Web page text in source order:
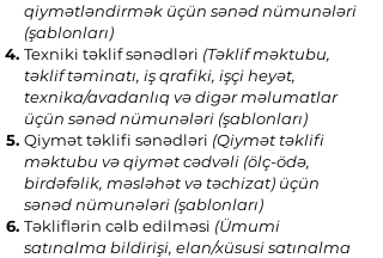
qiymətləndirmək üçün sənəd nümunələri
(şablonları)
Texniki təklif sənədləri (Təklif məktubu,
təklif təminatı, iş qrafiki, işçi heyət,
texnika/avadanlıq və digər məlumatlar
üçün sənəd nümunələri (şablonları)
Qiymət təklifi sənədləri (Qiymət təklifi
məktubu və qiymət cədvəli (ölç-ödə,
birdəfəlik, məsləhət və təchizat) üçün
sənəd nümunələri (şablonları)
Təkliflərin cəlb edilməsi (Ümumi
satınalma bildirişi, elan/xüsusi satınalma